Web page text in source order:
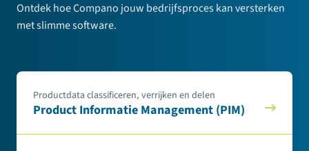
Ontdek hoe Compano jouw bedrijfsproces kan versterken
met slimme software.
Productdata classificeren, verrijken en delen
Product Informatie Management (PIM)